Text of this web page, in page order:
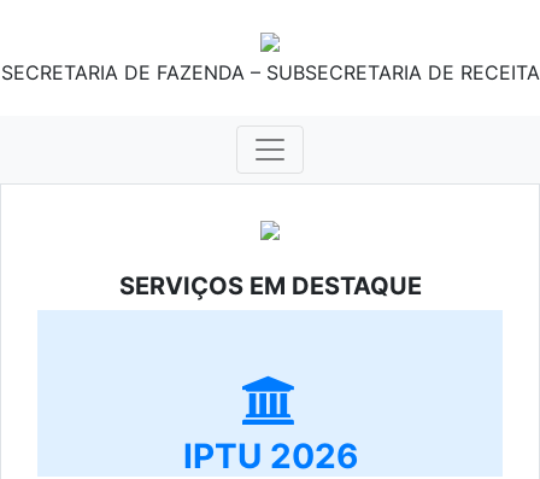
SECRETARIA DE FAZENDA – SUBSECRETARIA DE RECEITA
SERVIÇOS EM DESTAQUE
IPTU 2026